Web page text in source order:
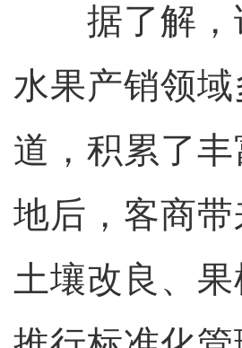
据了解，
水果产销领
道，积累了
地后，客商
土壤改良、